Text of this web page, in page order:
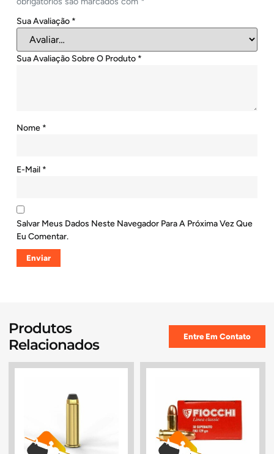
Sua Avaliação *
Sua Avaliação Sobre O Produto *
Nome *
E-Mail *
Salvar Meus Dados Neste Navegador Para A Próxima Vez Que
Eu Comentar.
Produtos
Relacionados
Entre Em Contato